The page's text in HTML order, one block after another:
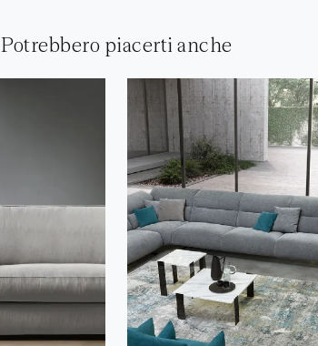
Potrebbero piacerti anche